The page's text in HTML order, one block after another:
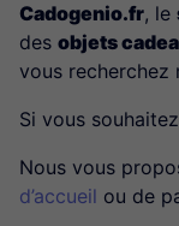
Cadogenio.fr, le
des objets
vous recherchez
Si vous
Nous vous
d’accueil ou de